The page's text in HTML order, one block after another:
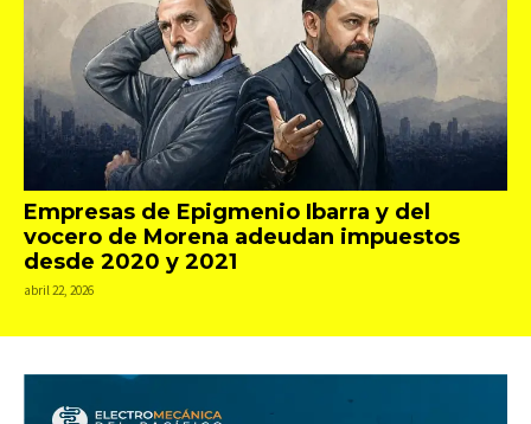
Empresas de Epigmenio Ibarra y del
vocero de Morena adeudan impuestos
desde 2020 y 2021
abril 22, 2026